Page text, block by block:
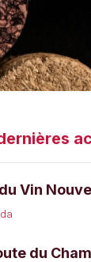
Vin
du